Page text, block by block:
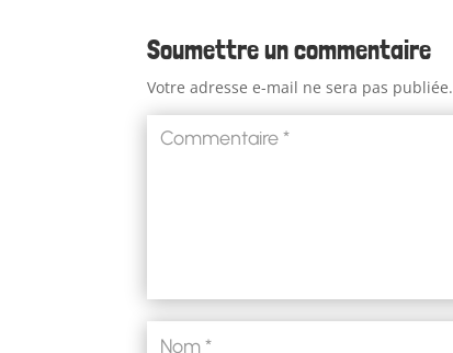
Soumettre un commentaire
Votre adresse e-mail ne sera pas publiée.